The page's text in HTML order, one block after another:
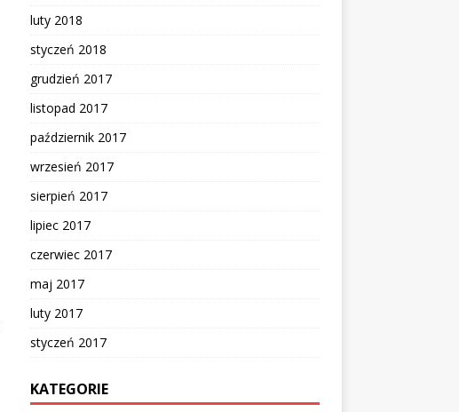
luty 2018
styczeń 2018
grudzień 2017
listopad 2017
październik 2017
wrzesień 2017
sierpień 2017
lipiec 2017
czerwiec 2017
maj 2017
luty 2017
styczeń 2017
KATEGORIE